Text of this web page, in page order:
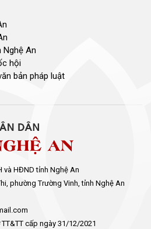
An
hội
bản pháp luật
và HĐND tỉnh Nghệ An
phường Trường Vinh, tỉnh Nghệ An
cấp ngày 31/12/2021